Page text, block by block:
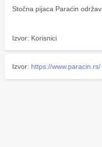
Stočna pijaca Paraćin
Izvor: Korisnici
Izvor: https://www.paracin.rs/